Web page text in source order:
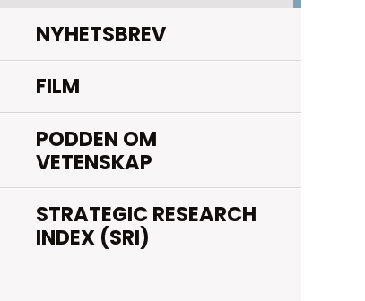
NYHETSBREV
FILM
PODDEN OM
VETENSKAP
STRATEGIC RESEARCH
INDEX (SRI)